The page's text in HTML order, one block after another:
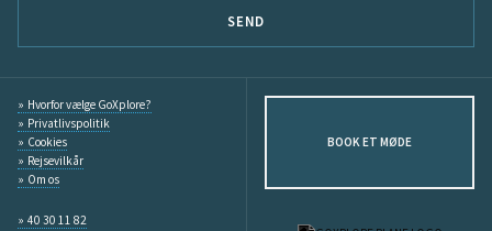
SEND
Hvorfor vælge GoXplore?
Privatlivspolitik
Cookies
Rejsevilkår
Om os
40 30 11 82
BOOK ET MØDE